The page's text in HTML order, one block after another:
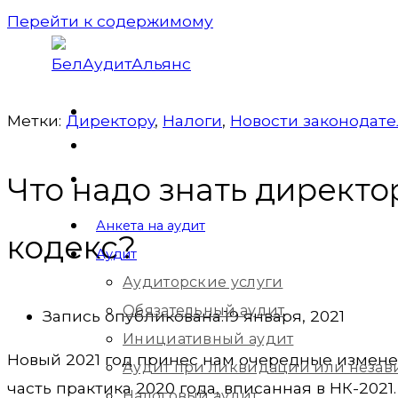
Перейти к содержимому
Анкета на аудит
Аудит
Аудиторские услуги
Обязательный аудит
Инициативный аудит
Аудит при ликвидации или
Метки: Директорy, Налоги, Новости
Что надо знать
кодекс?
Запись опубликована:19 января, 2021
Новый 2021 год принес нам очередные
часть практика 2020 года, вписанная в НК-2021.